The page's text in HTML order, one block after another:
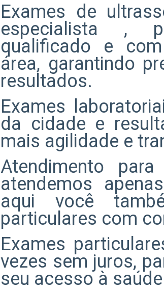
Exames de
especialista ,
qualificado e
área, garantindo
resultados.
Exames
da cidade e
mais agilidade e
Atendimento
atendemos
aqui você
particulares com
Exames
vezes sem juros,
seu acesso à